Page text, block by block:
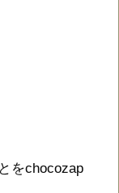
をchocozap